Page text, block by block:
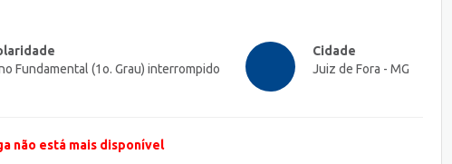
Fundamental (1o. Grau) interrompido
Cidade
Juiz de Fora - MG
não está mais disponível